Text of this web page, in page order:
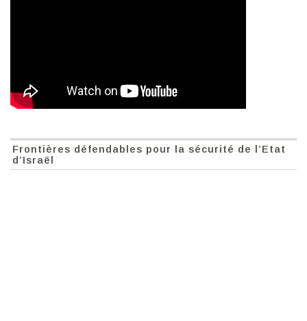
Frontières défendables pour la sécurité de l’Etat
d’Israël